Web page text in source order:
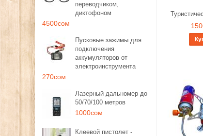
переводчиком,
диктофоном
4500сом
Пусковые зажимы для
подключения
аккумуляторов от
электроинструмента
270сом
Лазерный дальномер до
50/70/100 метров
1000сом
Клеевой пистолет -